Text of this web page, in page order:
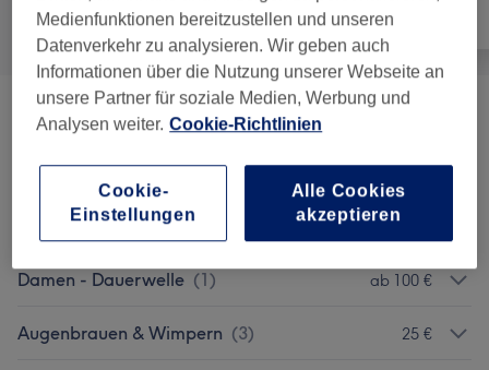
Alle Friseur
Damen - Haarschnitte & Stylings (4)
Herren - Haarschnitte & Stylings (1)
Damen - Farbe & Coloration ab 50 €
Damen - Dauerwelle (1) ab 100 €
Augenbrauen & Wimpern (3) 25 €
Medienfunktionen bereitzustellen und unseren
Datenverkehr zu analysieren. Wir geben auch
Informationen über die Nutzung unserer Webseite an
unsere Partner für soziale Medien, Werbung und
Analysen weiter. Cookie-Richtlinien
Cookie-
Einstellungen
Alle Cookies
akzeptieren